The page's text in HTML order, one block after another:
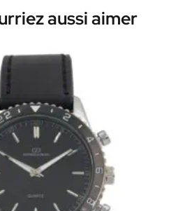
aussi aimer